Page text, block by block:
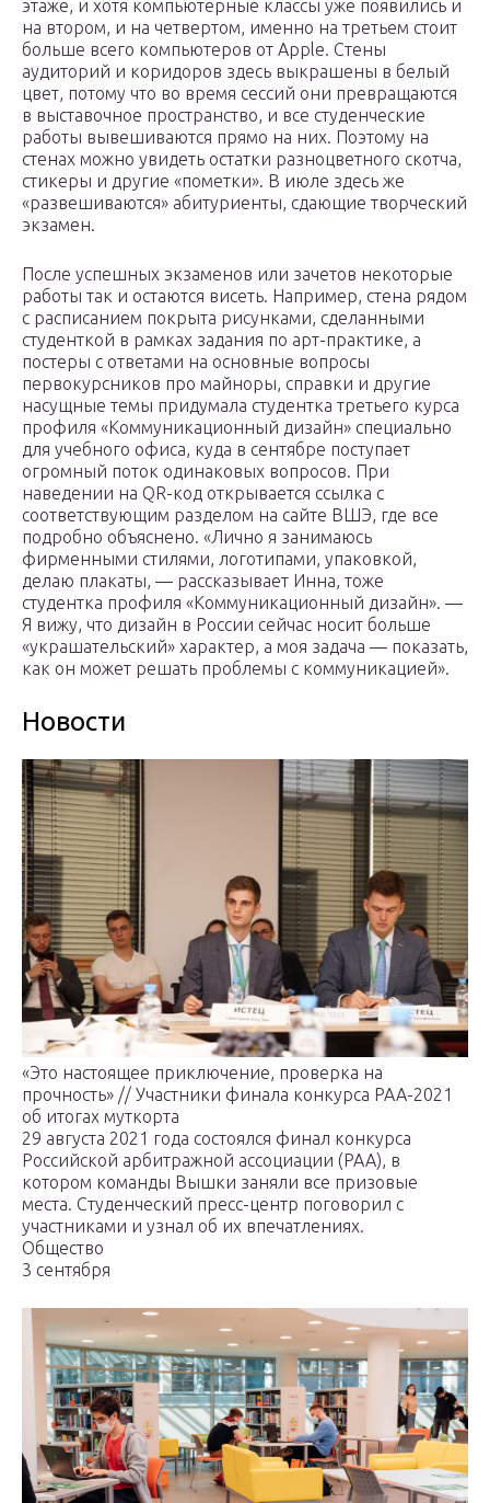
этаже, и хотя компьютерные классы уже появились и
на втором, и на четвертом, именно на третьем стоит
больше всего компьютеров от Apple. Стены
аудиторий и коридоров здесь выкрашены в белый
цвет, потому что во время сессий они превращаются
в выставочное пространство, и все студенческие
работы вывешиваются прямо на них. Поэтому на
стенах можно увидеть остатки разноцветного скотча,
стикеры и другие «пометки». В июле здесь же
«развешиваются» абитуриенты, сдающие творческий
экзамен.
После успешных экзаменов или зачетов некоторые
работы так и остаются висеть. Например, стена рядом
с расписанием покрыта рисунками, сделанными
студенткой в рамках задания по арт-практике, а
постеры с ответами на основные вопросы
первокурсников про майноры, справки и другие
насущные темы придумала студентка третьего курса
профиля «Коммуникационный дизайн» специально
для учебного офиса, куда в сентябре поступает
огромный поток одинаковых вопросов. При
наведении на QR-код открывается ссылка с
соответствующим разделом на сайте ВШЭ, где все
подробно объяснено. «Лично я занимаюсь
фирменными стилями, логотипами, упаковкой,
делаю плакаты, — рассказывает Инна, тоже
студентка профиля «Коммуникационный дизайн». —
Я вижу, что дизайн в России сейчас носит больше
«украшательский» характер, а моя задача — показать,
как он может решать проблемы с коммуникацией».
Новости
«Это настоящее приключение, проверка на
прочность» // Участники финала конкурса РАА-2021
об итогах муткорта
29 августа 2021 года состоялся финал конкурса
Российской арбитражной ассоциации (РАА), в
котором команды Вышки заняли все призовые
места. Студенческий пресс-центр поговорил с
участниками и узнал об их впечатлениях.
Общество
3 сентября